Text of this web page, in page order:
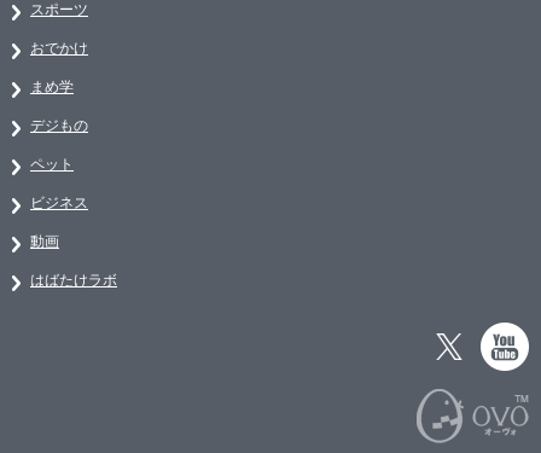
スポーツ
おでかけ
まめ学
デジもの
ペット
ビジネス
動画
はばたけラボ